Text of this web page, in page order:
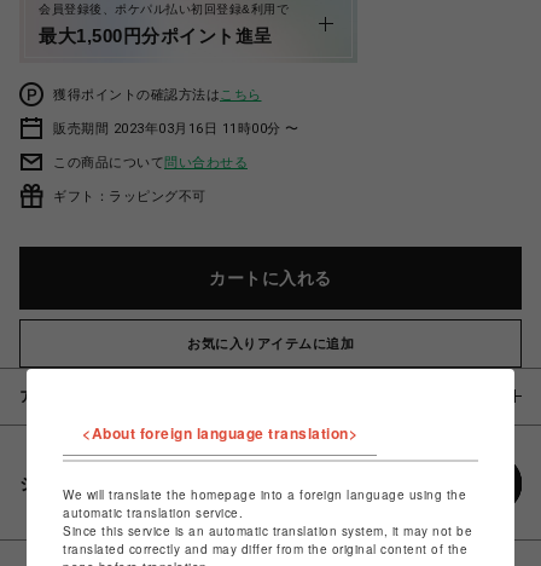
会員登録後、ポケパル払い初回登録&利用で
最大1,500円分ポイント進呈
獲得ポイントの確認方法は こちら
販売期間 2023年03月16日 11時00分 〜
この商品について問い合わせる
ギフト：ラッピング不可
カートに入れる
お気に入りアイテムに追加
アイテム説明 / 素材
シェアする
<About foreign language translation>
We will translate the homepage into a foreign language using the
automatic translation service.
Since this service is an automatic translation system, it may not be
translated correctly and may differ from the original content of the